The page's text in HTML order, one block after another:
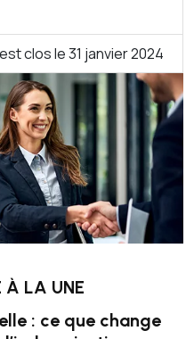
clos le 31 janvier 2024
À LA UNE
: ce que change